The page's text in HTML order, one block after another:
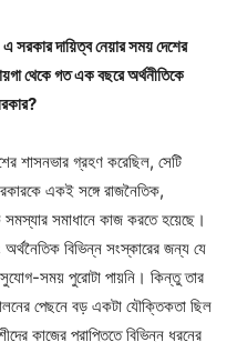
সরকার দায়িত্ব নেয়ার সময় দেশের
থেকে গত এক বছরে অর্থনীতিকে
শাসনভার গ্রহণ করেছিল, সেটি
একই সঙ্গে রাজনৈতিক,
সমাধানে কাজ করতে হয়েছে।
বিভিন্ন সংস্কারের জন্য যে
সময় পুরোটা পায়নি। কিন্তু তার
পেছনে বড় একটা যৌক্তিকতা ছিল
কাজের প্রাপ্তিতে বিভিন্ন ধরনের